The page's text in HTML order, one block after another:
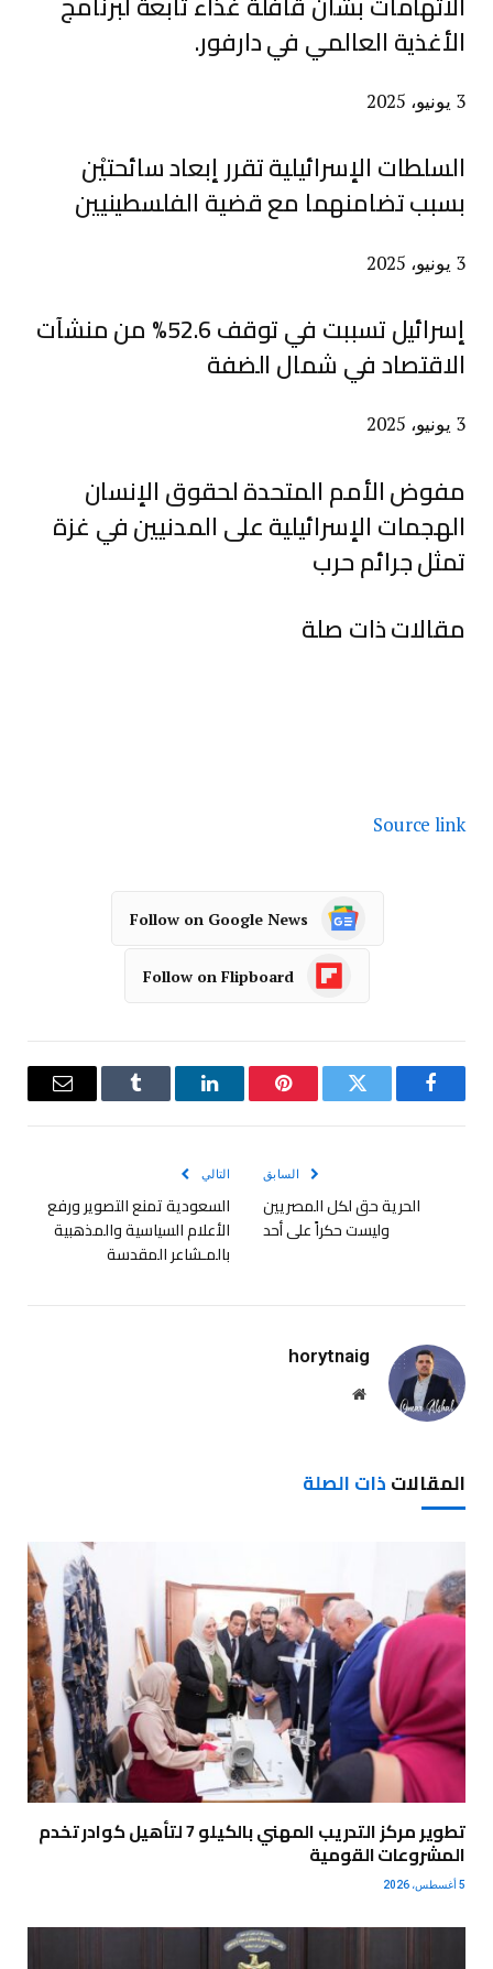
الأغذية العالمي في دارفور.
3 يونيو، 2025
السلطات الإسرائيلية تقرر إبعاد سائحتيْن
بسبب تضامنهما مع قضية الفلسطينيين
3 يونيو، 2025
إسرائيل تسببت في توقف 52.6% من منشآت
الاقتصاد في شمال الضفة
3 يونيو، 2025
مفوض الأمم المتحدة لحقوق الإنسان
الهجمات الإسرائيلية على المدنيين في غزة
تمثل جرائم حرب
مقالات ذات صلة
Source link
Follow on Google News
Follow on Flipboard
فيسبوك تويتر بينتيريستلينكدإن Tumblr
البريد
السابق
الحرية حق لكل المصريين
وليست حكراً على أحد
التالي
السعودية تمنع التصوير ورفع
الأعلام السياسية والمذهبية
بالمـشاعر المقدسة
horytnaig
موقع
المقالاتذات الصلة
تطوير مركز التدريب المهني بالكيلو 7 لتأهيل كوادر تخدم
المشروعات القومية
5 أغسطس، 2026